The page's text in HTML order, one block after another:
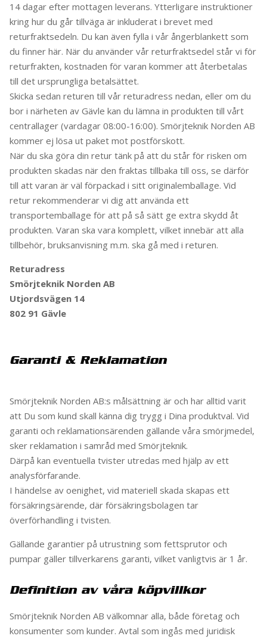
14 dagar efter mottagen leverans. Ytterligare instruktioner
kring hur du går tillväga är inkluderat i brevet med
returfraktsedeln. Du kan även fylla i vår ångerblankett som
du finner här. När du använder vår returfraktsedel står vi för
returfrakten, kostnaden för varan kommer att återbetalas
till det ursprungliga betalsättet.
Skicka sedan returen till vår returadress nedan, eller om du
bor i närheten av Gävle kan du lämna in produkten till vårt
centrallager (vardagar 08:00-16:00). Smörjteknik Norden AB
kommer ej lösa ut paket mot postförskott.
När du ska göra din retur tänk på att du står för risken om
produkten skadas när den fraktas tillbaka till oss, se därför
till att varan är väl förpackad i sitt originalemballage. Vid
retur rekommenderar vi dig att använda ett
transportemballage för att på så sätt ge extra skydd åt
produkten. Varan ska vara komplett, vilket innebär att alla
tillbehör, bruksanvisning m.m. ska gå med i returen.
Returadress
Smörjteknik Norden AB
Utjordsvägen 14
802 91 Gävle
Garanti & Reklamation
Smörjteknik Norden AB:s målsättning är och har alltid varit
att Du som kund skall känna dig trygg i Dina produktval. Vid
garanti och reklamationsärenden gällande våra smörjmedel,
sker reklamation i samråd med Smörjteknik.
Därpå kan eventuella tvister utredas med hjälp av ett
analysförfarande.
I händelse av oenighet, vid materiell skada skapas ett
försäkringsärende, där försäkringsbolagen tar
överförhandling i tvisten.
Gällande garantier på utrustning som fettsprutor och
pumpar gäller tillverkarens garanti, vilket vanligtvis är 1 år.
Definition av våra köpvillkor
Smörjteknik Norden AB välkomnar alla, både företag och
konsumenter som kunder. Avtal som ingås med juridisk